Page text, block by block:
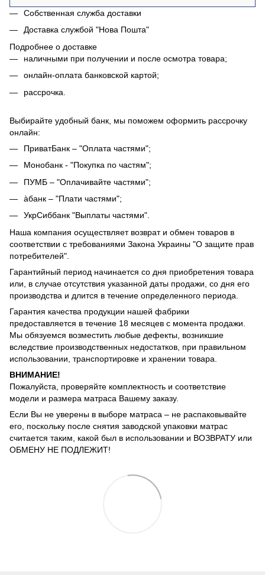
Собственная служба доставки
Доставка службой "Нова Пошта"
Подробнее о доставке
наличными при получении и после осмотра товара;
онлайн-оплата банковской картой;
рассрочка.
Выбирайте удобный банк, мы поможем оформить рассрочку
онлайн:
ПриватБанк – "Оплата частями";
Монобанк - "Покупка по частям";
ПУМБ – "Оплачивайте частями";
àбанк – "Плати частями";
УкрСиббанк "Выплаты частями".
Наша компания осуществляет возврат и обмен товаров в
соответствии с требованиями Закона Украины "О защите прав
потребителей".
Гарантийный период начинается со дня приобретения товара
или, в случае отсутствия указанной даты продажи, со дня его
производства и длится в течение определенного периода.
Гарантия качества продукции нашей фабрики
предоставляется в течение 18 месяцев с момента продажи.
Мы обязуемся возместить любые дефекты, возникшие
вследствие производственных недостатков, при правильном
использовании, транспортировке и хранении товара.
ВНИМАНИЕ!
Пожалуйста, проверяйте комплектность и соответствие
модели и размера матраса Вашему заказу.
Если Вы не уверены в выборе матраса – не распаковывайте
его, поскольку после снятия заводской упаковки матрас
считается таким, какой был в использовании и ВОЗВРАТУ или
ОБМЕНУ НЕ ПОДЛЕЖИТ!